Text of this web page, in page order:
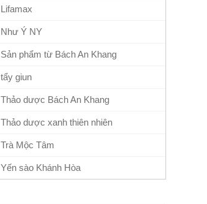
Lifamax
Như Ý NY
Sản phẩm từ Bách An Khang
tẩy giun
Thảo dược Bách An Khang
Thảo dược xanh thiên nhiên
Trà Mộc Tâm
Yến sào Khánh Hòa